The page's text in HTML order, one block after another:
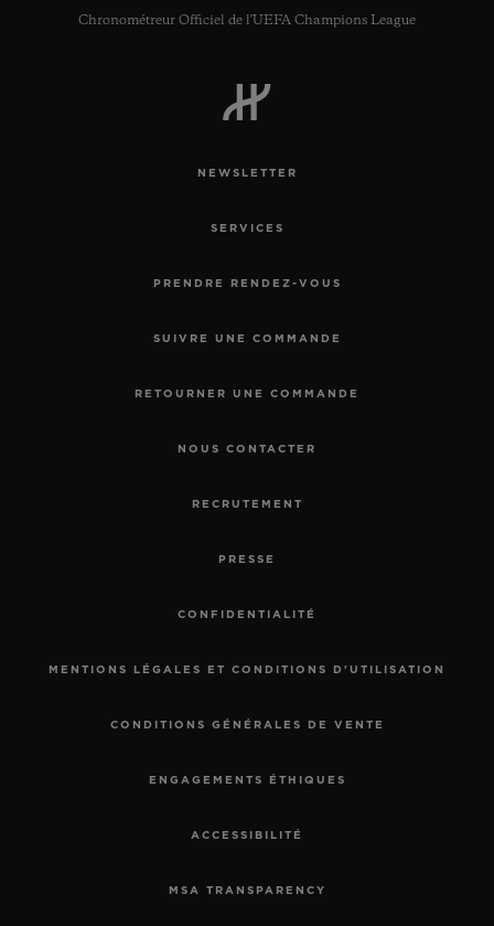
Chronométreur Officiel de l'UEFA Champions League
NEWSLETTER
SERVICES
PRENDRE RENDEZ-VOUS
SUIVRE UNE COMMANDE
RETOURNER UNE COMMANDE
NOUS CONTACTER
RECRUTEMENT
PRESSE
CONFIDENTIALITÉ
MENTIONS LÉGALES ET CONDITIONS D'UTILISATION
CONDITIONS GÉNÉRALES DE VENTE
ENGAGEMENTS ÉTHIQUES
ACCESSIBILITÉ
MSA TRANSPARENCY